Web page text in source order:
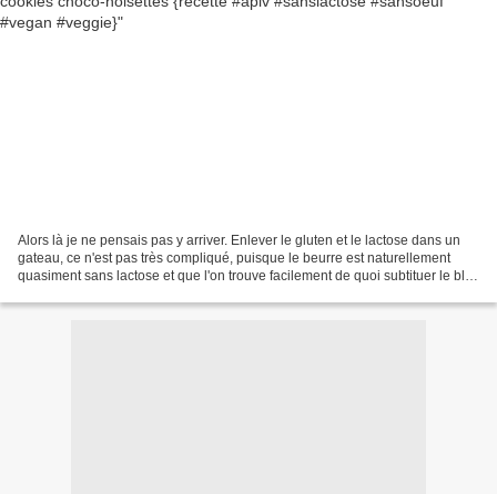
Alors là je ne pensais pas y arriver. Enlever le gluten et le lactose dans un
gateau, ce n'est pas très compliqué, puisque le beurre est naturellement
quasiment sans lactose et que l'on trouve facilement de quoi subtituer le blé.